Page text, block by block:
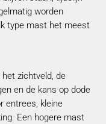
worden
type mast het meest
zichtveld, de
en de kans op dode
entrees, kleine
Een hogere mast